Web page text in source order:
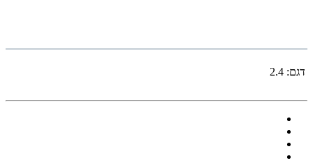
דגם: 2.4